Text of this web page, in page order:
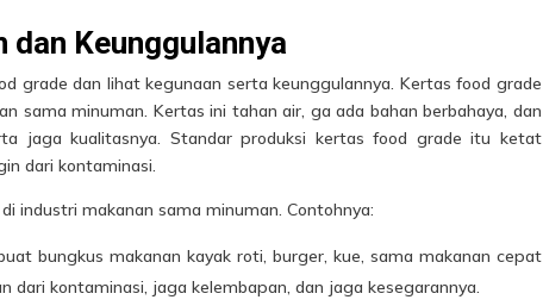
dan Keunggulannya
grade dan lihat kegunaan serta keunggulannya. Kertas food grade
sama minuman. Kertas ini tahan air, ga ada bahan berbahaya, dan
jaga kualitasnya. Standar produksi kertas food grade itu ketat
dari kontaminasi.
industri makanan sama minuman. Contohnya:
bungkus makanan kayak roti, burger, kue, sama makanan cepat
dari kontaminasi, jaga kelembapan, dan jaga kesegarannya.